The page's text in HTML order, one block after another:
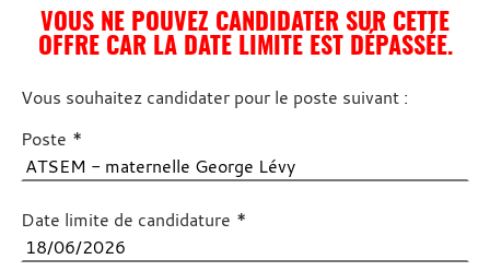
VOUS NE POUVEZ CANDIDATER SUR CETTE
OFFRE CAR LA DATE LIMITE EST DÉPASSÉE.
Vous souhaitez candidater pour le poste suivant :
Poste *
Date limite de candidature *